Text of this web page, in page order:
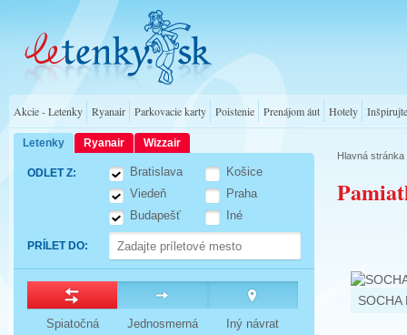
Akcie - Letenky Ryanair Parkovacie karty Poistenie Prenájom áut Hotely
Letenky Ryanair Wizzair
ODLET Z:
Bratislava
Viedeň
Budapešť
Košice
Praha
Iné
PRÍLET DO:
Spiatočná Jednosmerná Iný návrat
Hlavná stránka
SOCHA